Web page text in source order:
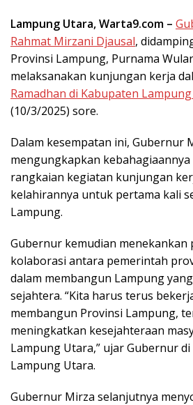
Lampung Utara, Warta9.com –
Rahmat Mirzani Djausal,
Provinsi Lampung, Purnama
melaksanakan kunjungan kerja
Ramadhan di Kabupaten
(10/3/2025) sore.
Dalam kesempatan ini, Gubernur
mengungkapkan
rangkaian kegiatan kunjungan
kelahirannya untuk pertama kali
Lampung.
Gubernur kemudian menekankan
kolaborasi antara pemerintah
dalam membangun Lampung
sejahtera. “Kita harus terus
membangun Provinsi Lampung,
meningkatkan kesejahteraan
Lampung Utara,” ujar Gubernur
Lampung Utara.
Gubernur Mirza selanjutnya